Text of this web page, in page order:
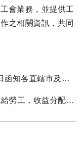
會業務，並提供工
之相關資訊，共同
及64歲4個月農保被保險人資格清查」相關事宜。
數為計算基礎，非收益率乘以帳戶金額